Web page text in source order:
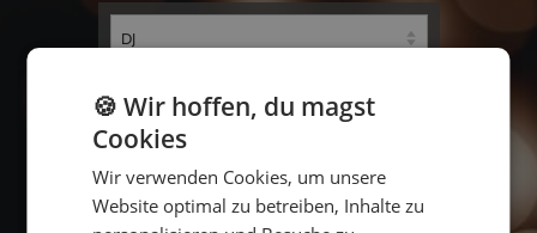
bis
🍪 Wir hoffen, du magst
Cookies
Wir verwenden Cookies, um unsere
Website optimal zu betreiben, Inhalte zu